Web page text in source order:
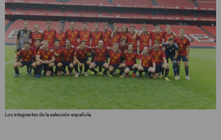
Los integrantes de la selección española.